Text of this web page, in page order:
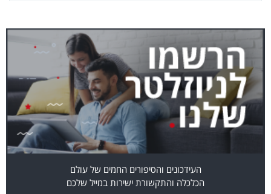
העידכונים והסיפורים החמים של עולם
הכלכלה והתקשורת ישירות במייל שלכם